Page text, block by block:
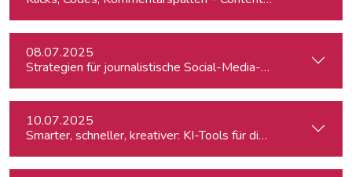
08.07.2025
Strategien für journalistische Social-Media-Recherchen
10.07.2025
Smarter, schneller, kreativer: KI-Tools für die